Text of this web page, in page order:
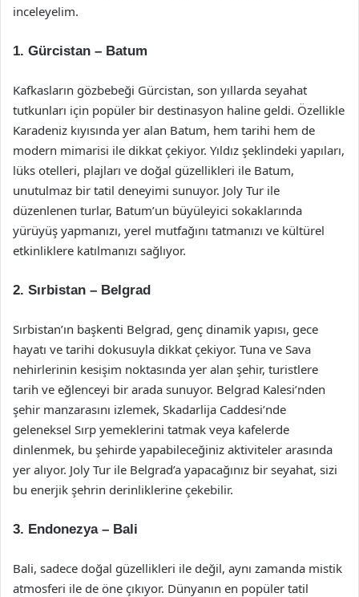
inceleyelim.
1. Gürcistan – Batum
Kafkasların gözbebeği Gürcistan, son yıllarda seyahat
tutkunları için popüler bir destinasyon haline geldi. Özellikle
Karadeniz kıyısında yer alan Batum, hem tarihi hem de
modern mimarisi ile dikkat çekiyor. Yıldız şeklindeki yapıları,
lüks otelleri, plajları ve doğal güzellikleri ile Batum,
unutulmaz bir tatil deneyimi sunuyor. Joly Tur ile
düzenlenen turlar, Batum’un büyüleyici sokaklarında
yürüyüş yapmanızı, yerel mutfağını tatmanızı ve kültürel
etkinliklere katılmanızı sağlıyor.
2. Sırbistan – Belgrad
Sırbistan’ın başkenti Belgrad, genç dinamik yapısı, gece
hayatı ve tarihi dokusuyla dikkat çekiyor. Tuna ve Sava
nehirlerinin kesişim noktasında yer alan şehir, turistlere
tarih ve eğlenceyi bir arada sunuyor. Belgrad Kalesi’nden
şehir manzarasını izlemek, Skadarlija Caddesi’nde
geleneksel Sırp yemeklerini tatmak veya kafelerde
dinlenmek, bu şehirde yapabileceğiniz aktiviteler arasında
yer alıyor. Joly Tur ile Belgrad’a yapacağınız bir seyahat, sizi
bu enerjik şehrin derinliklerine çekebilir.
3. Endonezya – Bali
Bali, sadece doğal güzellikleri ile değil, aynı zamanda mistik
atmosferi ile de öne çıkıyor. Dünyanın en popüler tatil